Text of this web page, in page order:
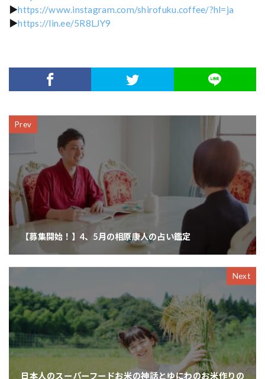
▶https://www.instagram.com/shirofuku.coffee/?hl=ja
▶https://lin.ee/5R8LJY9
Prev
【募集開始！】4、5月の相原康人の占い鑑定
Next
日本人のスーパーフードお米の神話とゆにわのお米作りの